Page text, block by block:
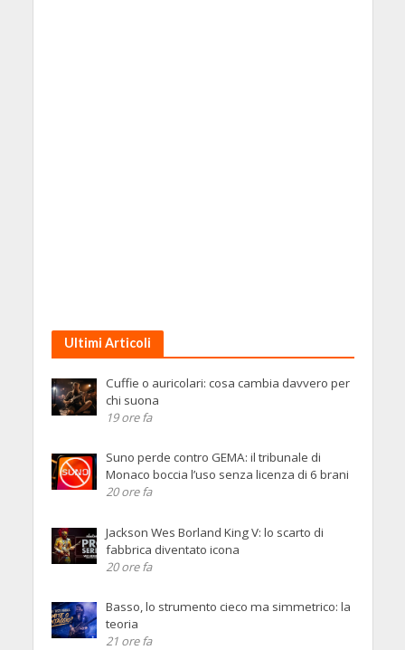
Ultimi Articoli
Cuffie o auricolari: cosa cambia davvero per
chi suona
19 ore fa
Suno perde contro GEMA: il tribunale di
Monaco boccia l’uso senza licenza di 6 brani
20 ore fa
Jackson Wes Borland King V: lo scarto di
fabbrica diventato icona
20 ore fa
Basso, lo strumento cieco ma simmetrico: la
teoria
21 ore fa